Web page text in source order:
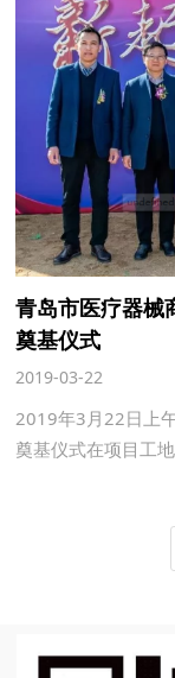
青岛市医疗器械
奠基仪式
2019-03-22
2019年3月22日上
奠基仪式在项目工地